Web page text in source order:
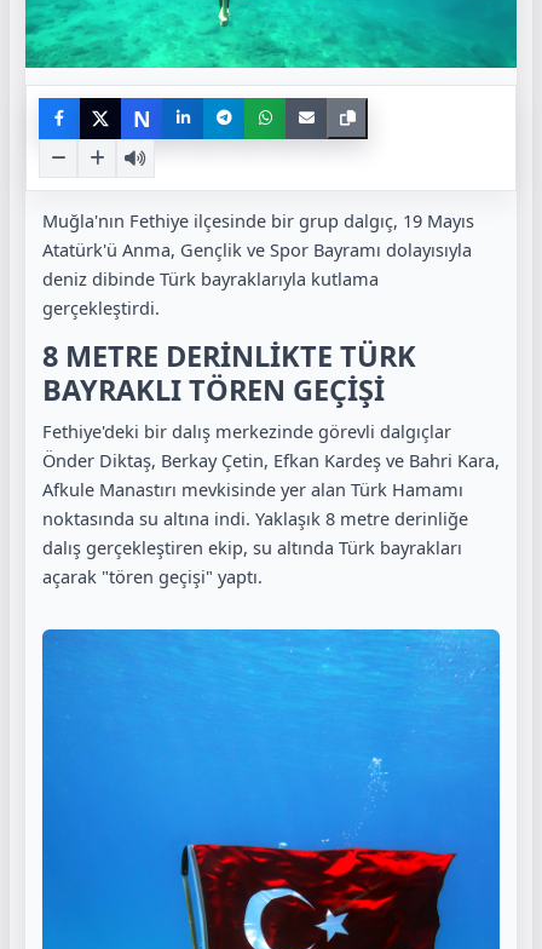
N
Muğla'nın Fethiye ilçesinde bir grup dalgıç, 19 Mayıs
Atatürk'ü Anma, Gençlik ve Spor Bayramı dolayısıyla
deniz dibinde Türk bayraklarıyla kutlama
gerçekleştirdi.
8 METRE DERİNLİKTE TÜRK
BAYRAKLI TÖREN GEÇİŞİ
Fethiye'deki bir dalış merkezinde görevli dalgıçlar
Önder Diktaş, Berkay Çetin, Efkan Kardeş ve Bahri Kara,
Afkule Manastırı mevkisinde yer alan Türk Hamamı
noktasında su altına indi. Yaklaşık 8 metre derinliğe
dalış gerçekleştiren ekip, su altında Türk bayrakları
açarak "tören geçişi" yaptı.